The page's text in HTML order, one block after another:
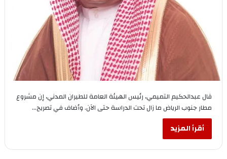
قال عبدالحكيم التميمي، رئيس الهيئة العامة للطيران المدني، إن مشروع
مطار جنوب الرياض ما زال تحت الدراسة حتى الآن. وأضاف في تصريح…
أقرأ المزيد